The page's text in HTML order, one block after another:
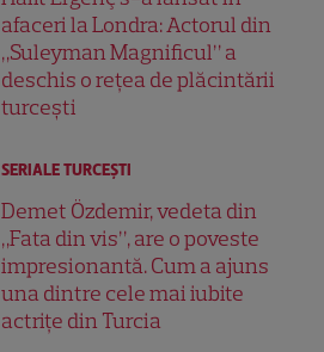
afaceri la Londra: Actorul din
„Suleyman Magnificul” a
deschis o rețea de plăcintării
turcești
SERIALE TURCEŞTI
Demet Özdemir, vedeta din
„Fata din vis”, are o poveste
impresionantă. Cum a ajuns
una dintre cele mai iubite
actrițe din Turcia